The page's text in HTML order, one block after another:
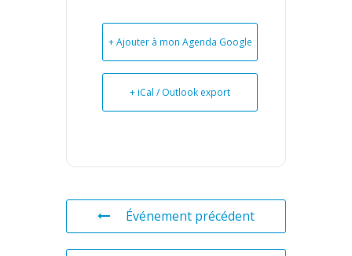
+ Ajouter à mon Agenda Google
+ iCal / Outlook export
Événement précédent